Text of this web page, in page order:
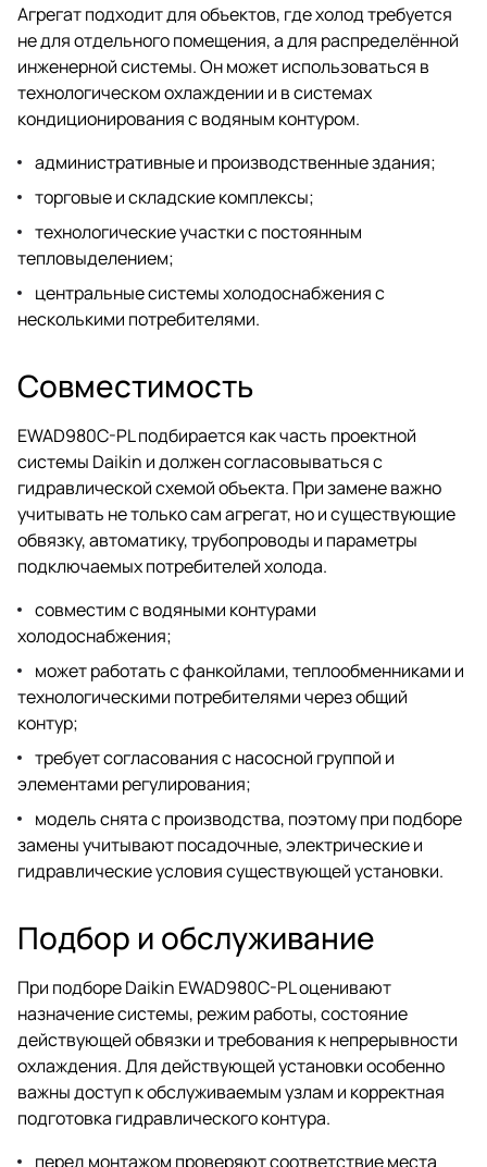
Агрегат подходит для объектов, где холод требуется
не для отдельного помещения, а для распределённой
инженерной системы. Он может использоваться в
технологическом охлаждении и в системах
кондиционирования с водяным контуром.
административные и производственные здания;
торговые и складские комплексы;
технологические участки с постоянным
тепловыделением;
центральные системы холодоснабжения с
несколькими потребителями.
Совместимость
EWAD980C-PL подбирается как часть проектной
системы Daikin и должен согласовываться с
гидравлической схемой объекта. При замене важно
учитывать не только сам агрегат, но и существующие
обвязку, автоматику, трубопроводы и параметры
подключаемых потребителей холода.
совместим с водяными контурами
холодоснабжения;
может работать с фанкойлами, теплообменниками и
технологическими потребителями через общий
контур;
требует согласования с насосной группой и
элементами регулирования;
модель снята с производства, поэтому при подборе
замены учитывают посадочные, электрические и
гидравлические условия существующей установки.
Подбор и обслуживание
При подборе Daikin EWAD980C-PL оценивают
назначение системы, режим работы, состояние
действующей обвязки и требования к непрерывности
охлаждения. Для действующей установки особенно
важны доступ к обслуживаемым узлам и корректная
подготовка гидравлического контура.
перед монтажом проверяют соответствие места